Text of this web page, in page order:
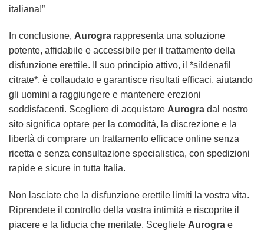
italiana!”
In conclusione, Aurogra rappresenta una soluzione
potente, affidabile e accessibile per il trattamento della
disfunzione erettile. Il suo principio attivo, il *sildenafil
citrate*, è collaudato e garantisce risultati efficaci, aiutando
gli uomini a raggiungere e mantenere erezioni
soddisfacenti. Scegliere di acquistare Aurogra dal nostro
sito significa optare per la comodità, la discrezione e la
libertà di comprare un trattamento efficace online senza
ricetta e senza consultazione specialistica, con spedizioni
rapide e sicure in tutta Italia.
Non lasciate che la disfunzione erettile limiti la vostra vita.
Riprendete il controllo della vostra intimità e riscoprite il
piacere e la fiducia che meritate. Scegliete Aurogra e